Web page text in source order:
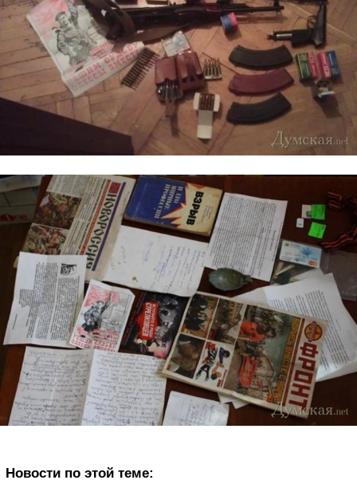
Новости по этой теме: